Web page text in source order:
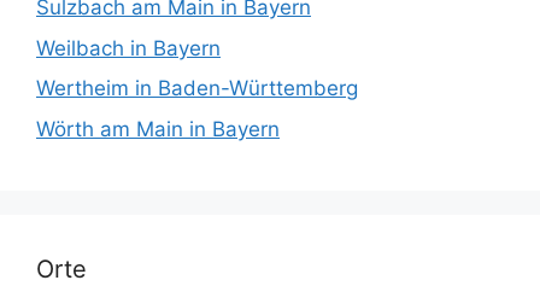
Sulzbach am Main in Bayern
Weilbach in Bayern
Wertheim in Baden-Württemberg
Wörth am Main in Bayern
Orte